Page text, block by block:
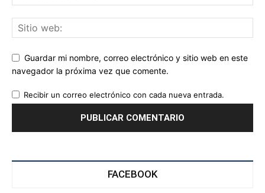
Guardar mi nombre, correo electrónico y sitio web en este
navegador la próxima vez que comente.
Recibir un correo electrónico con cada nueva entrada.
FACEBOOK